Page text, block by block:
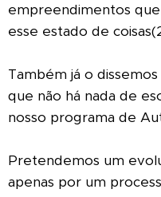
empreendimentos
esse estado de
Também já o
que não há nada de
nosso programa de
Pretendemos um
apenas por um